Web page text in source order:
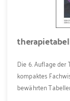
Die 6. Auflage
kompaktes
bewährten